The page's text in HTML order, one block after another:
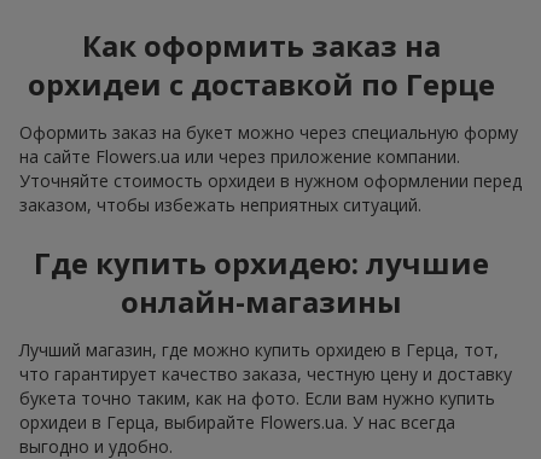
Как оформить заказ на
орхидеи с доставкой по Герце
Оформить заказ на букет можно через специальную форму
на сайте Flowers.ua или через приложение компании.
Уточняйте стоимость орхидеи в нужном оформлении перед
заказом, чтобы избежать неприятных ситуаций.
Где купить орхидею: лучшие
онлайн-магазины
Лучший магазин, где можно купить орхидею в Герца, тот,
что гарантирует качество заказа, честную цену и доставку
букета точно таким, как на фото. Если вам нужно купить
орхидеи в Герца, выбирайте Flowers.ua. У нас всегда
выгодно и удобно.